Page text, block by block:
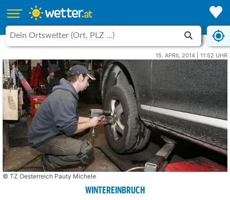
15. APRIL 2014 | 11:52 UHR
© TZ Oesterreich Pauty Michele
WINTEREINBRUCH